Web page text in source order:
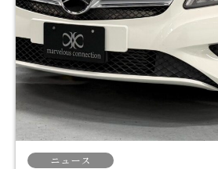
ニュース